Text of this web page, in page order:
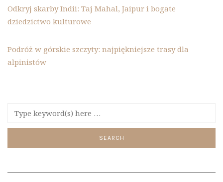
Odkryj skarby Indii: Taj Mahal, Jaipur i bogate
dziedzictwo kulturowe
Podróż w górskie szczyty: najpiękniejsze trasy dla
alpinistów